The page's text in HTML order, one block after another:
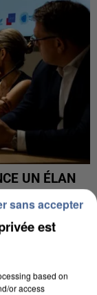
UN ÉLAN
est
based on
or access
sans accepter